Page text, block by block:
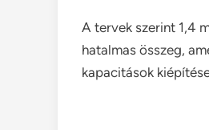
A tervek szerint 1,4
hatalmas összeg,
kapacitások